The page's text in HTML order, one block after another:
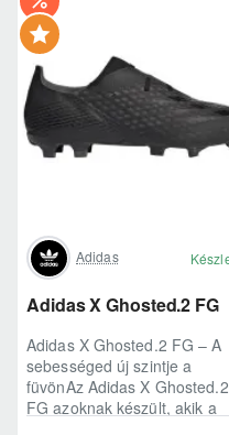
Adidas
Adidas X Ghosted.2 FG
Adidas X Ghosted.2 FG – A
sebességed új szintje a
füvönAz Adidas X Ghosted.2
FG azoknak készült, akik a